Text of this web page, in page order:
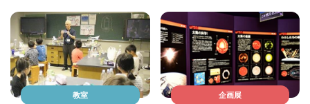
教室 企画展